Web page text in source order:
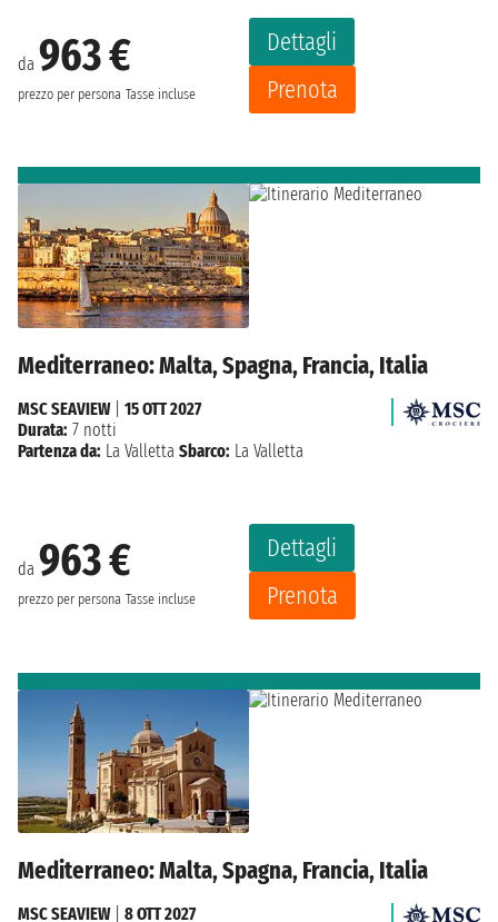
da 963 €
prezzo per persona Tasse incluse
Dettagli
Prenota
Mediterraneo: Malta, Spagna, Francia, Italia
da 963 €
prezzo per persona Tasse incluse
Dettagli
Prenota
MSC SEAVIEW| 15 OTT 2027
Durata: 7 notti
Partenza da: La Valletta Sbarco: La Valletta
Mediterraneo: Malta, Spagna, Francia, Italia
MSC SEAVIEW| 8 OTT 2027